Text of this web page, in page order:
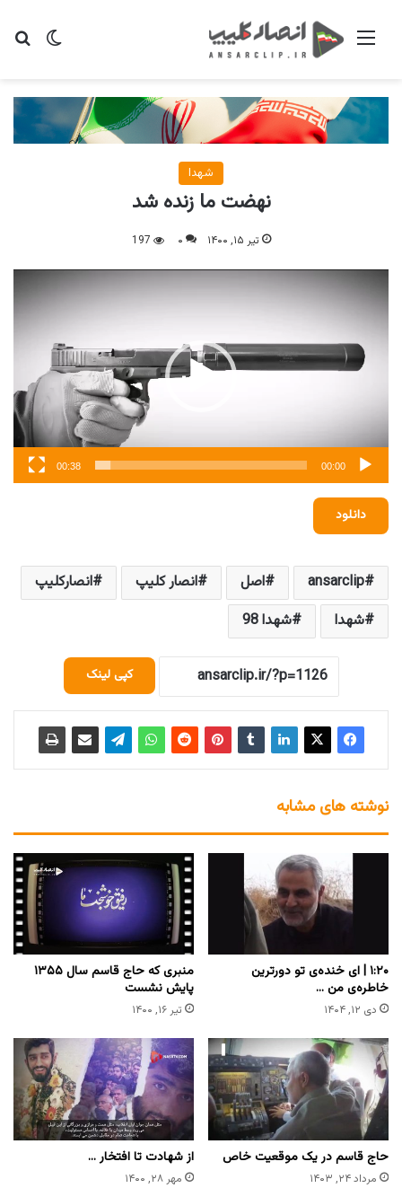
تغییر منو
شهدا
نهضت ما زنده شد‌
تیر ۱۵, ۱۴۰۰ ۰ 197
نمایشگر
ویدیو
00:00
00:38
دانلود
ansarclip اصل انصار کلیپ
انصارکلیپ
شهدا
شهدا 98
کپی لینک
نوشته های مشابه
‏۱:۲۰ | ای خنده‌ی تو دورترین
خاطره‌ی من …
دی ۱۲, ۱۴۰۴
منبری که حاج قاسم سال ۱۳۵۵
پایش نشست
تیر ۱۶, ۱۴۰۰
حاج قاسم در یک موقعیت خاص
مرداد ۲۴, ۱۴۰۳
از شهادت تا افتخار …
مهر ۲۸, ۱۴۰۰